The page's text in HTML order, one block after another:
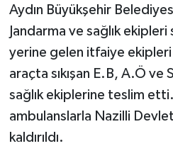
Aydın Büyükşehir
Jandarma ve sağlık
yerine gelen itfaiye ekipleri
araçta sıkışan E.B, A.Ö ve
sağlık ekiplerine teslim etti.
ambulanslarla Nazilli
kaldırıldı.